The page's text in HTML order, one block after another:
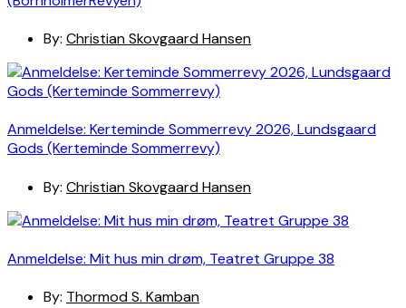
By: Christian Skovgaard Hansen
Anmeldelse: Kerteminde Sommerrevy 2026, Lundsgaard
Gods (Kerteminde Sommerrevy)
By: Christian Skovgaard Hansen
Anmeldelse: Mit hus min drøm, Teatret Gruppe 38
By: Thormod S. Kamban